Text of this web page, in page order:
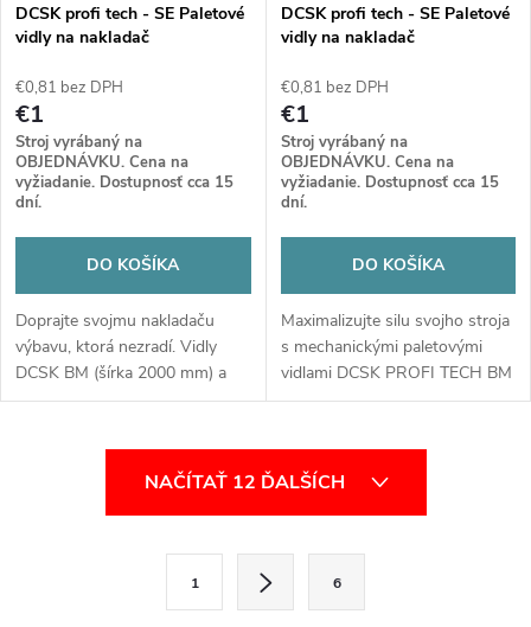
DCSK profi tech - SE Paletové
vidly na nakladač
€0,81 bez DPH
€1
Stroj vyrábaný na
OBJEDNÁVKU. Cena na
vyžiadanie. Dostupnosť cca 15
dní.
DO KOŠÍKA
Doprajte svojmu nakladaču
výbavu, ktorá nezradí. Vidly
DCSK BM (šírka 2000 mm) a
nostnosť 5000 kg. Kované
extrémnu životnosť a bezpečnú
manipuláciu. Špičková oceľ a
DCSK profi tech - SE Paletové
vidly na nakladač
€0,81 bez DPH
€1
Stroj vyrábaný na
OBJEDNÁVKU. Cena na
vyžiadanie. Dostupnosť cca 15
dní.
DO KOŠÍKA
Maximalizujte silu svojho stroja
s mechanickými paletovými
vidlami DCSK PROFI TECH BM
(šírka 1500 mm) a nosnosť
prvotriedna oceľ zaručujú
extrémnu odolnosť, bezpečnosť
nasadenie.
NAČÍTAŤ 12 ĎALŠÍCH
1 6